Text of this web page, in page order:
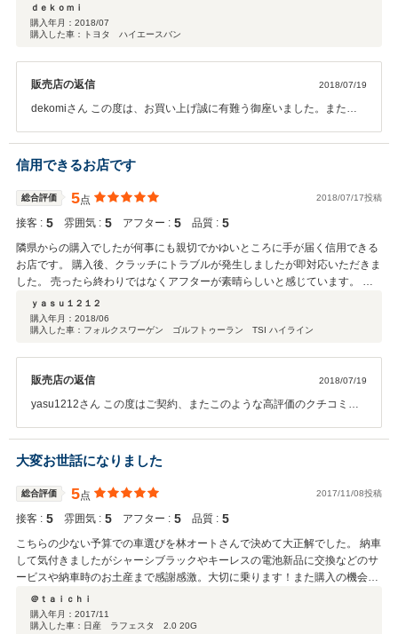
ｄｅｋｏｍｉ
購入年月： 2018/07
購入した車：トヨタ ハイエースバン
販売店の返信 2018/07/19
dekomiさん この度は、お買い上げ誠に有難う御座いました。また、
って頂くのが一番です。新しい車でのキャンピングカーライフを楽し
んで下さい。スタッフ一同、また気を引き締めて頑張って行きます。
有難うございました。
信用できるお店です
総合評価 5点 2018/07/17投稿
接客 : 5 雰囲気 : 5 アフター : 5 品質 : 5
隣県からの購入でしたが何事にも親切でかゆいところに手が届く信用できる
お店です。 購入後、クラッチにトラブルが発生しましたが即対応いただきま
した。 売ったら終わりではなくアフターが素晴らしいと感じています。 偶
然近所に住んでいる息子の車のケアもお任せしています。 これからもよろし
くお願いします。
ｙａｓｕ１２１２
購入年月： 2018/06
購入した車：フォルクスワーゲン ゴルフトゥーラン TSI ハイライン
販売店の返信 2018/07/19
yasu1212さん この度はご契約、またこのような高評価のクチコミを
りでございます。お客様に喜んで頂けるのが1番です。次回お車をお
買い求めになる際もぜひお手伝いさせて頂ければ幸いです。何卒宜し
くお願い致します。
大変お世話になりました
総合評価 5点 2017/11/08投稿
接客 : 5 雰囲気 : 5 アフター : 5 品質 : 5
こちらの少ない予算での車選びを林オートさんで決めて大正解でした。 納車
して気付きましたがシャーシブラックやキーレスの電池新品に交換などのサ
ービスや納車時のお土産まで感謝感激。大切に乗ります！また購入の機会が
あれば是非よろしくお願い致します！
＠ｔａｉｃｈｉ
購入年月： 2017/11
購入した車：日産 ラフェスタ 2.0 20G